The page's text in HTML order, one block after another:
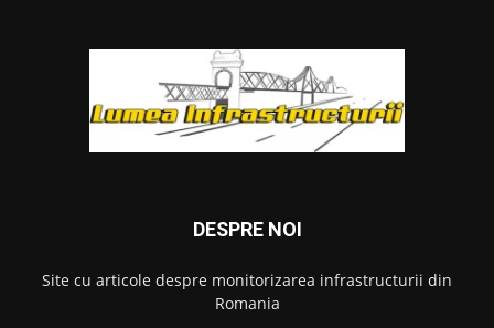
DESPRE NOI
Site cu articole despre monitorizarea infrastructurii din
Romania